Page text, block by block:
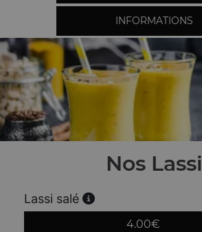
INFORMATIONS
Nos Lassi
Lassi salé
4.00€